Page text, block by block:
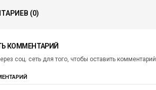
(0)
КОММЕНТАРИЙ
соц. сеть для того, чтобы оставить комментарий